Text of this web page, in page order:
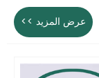
عرض المزيد >>